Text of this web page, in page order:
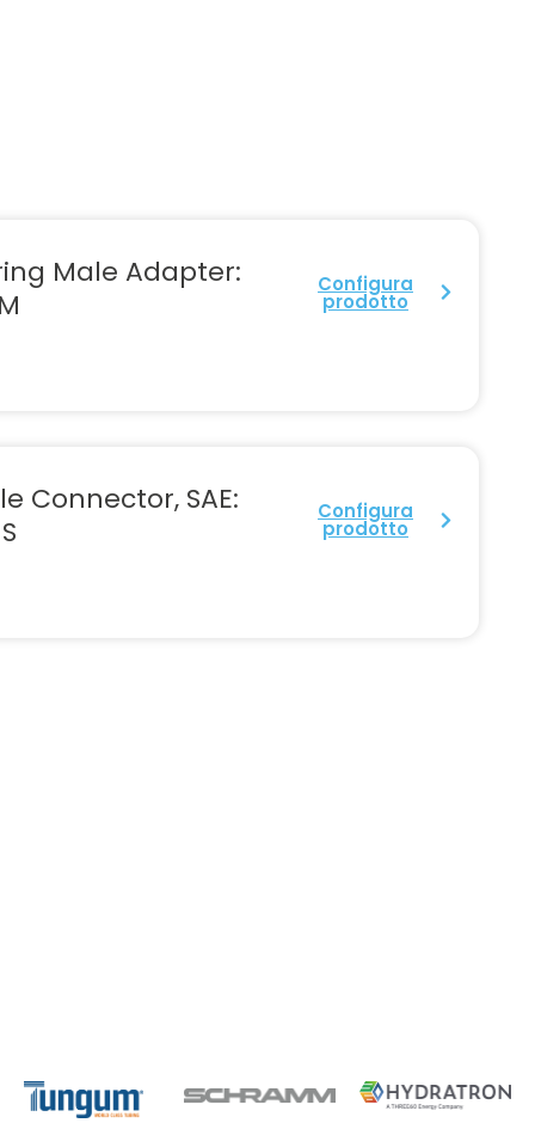
Male Adapter:
Configura
prodotto
Connector, SAE:
Configura
prodotto